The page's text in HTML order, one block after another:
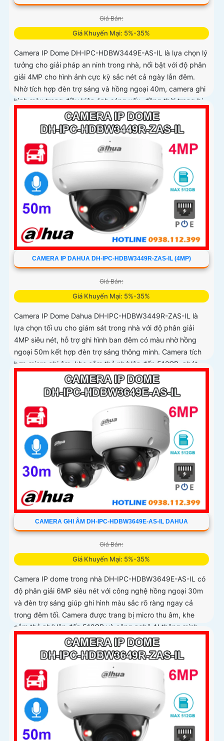
Giá Bán:
Giá Khuyến Mại: 5%-35%
Camera IP Dome DH-IPC-HDBW3449E-AS-IL là lựa chọn lý
tưởng cho giải pháp an ninh trong nhà, nổi bật với độ phân
giải 4MP cho hình ảnh cực kỳ sắc nét cả ngày lẫn đêm.
Nhờ tích hợp đèn trợ sáng và hồng ngoại 40m, camera ghi
hình màu trong điều kiện ánh sáng yếu, đồng thời trang bị
micro thu âm nguồn POE, khe cắm thẻ nhớ đến 512GB và
công nghệ AI nhận diện chính xác người và phương tiện
CAMERA IP DAHUA DH-IPC-HDBW3449R-ZAS-IL (4MP)
Giá Bán:
Giá Khuyến Mại: 5%-35%
Camera IP Dome Dahua DH-IPC-HDBW3449R-ZAS-IL là
lựa chọn tối ưu cho giám sát trong nhà với độ phân giải
4MP siêu nét, hỗ trợ ghi hình ban đêm có màu nhờ hồng
ngoại 50m kết hợp đèn trợ sáng thông minh. Camera tích
hợp micro ghi âm, khe cắm thẻ nhớ lên đến 512GB, phát
hiện chính xác người và xe giúp cảnh báo hiệu quả hơn
CAMERA GHI ÂM DH-IPC-HDBW3649E-AS-IL DAHUA
Giá Bán:
Giá Khuyến Mại: 5%-35%
Camera IP dome trong nhà DH-IPC-HDBW3649E-AS-IL có
độ phân giải 6MP siêu nét với công nghệ hồng ngoại 30m
và đèn trợ sáng giúp ghi hình màu sắc rõ ràng ngay cả
trong đêm tối. Camera được trang bị micro thu âm, khe
cắm thẻ nhớ lên đến 512GB và công nghệ AI thông minh
nhận diện chính xác người và phương tiện nâng cao hiệu
quả giám sát